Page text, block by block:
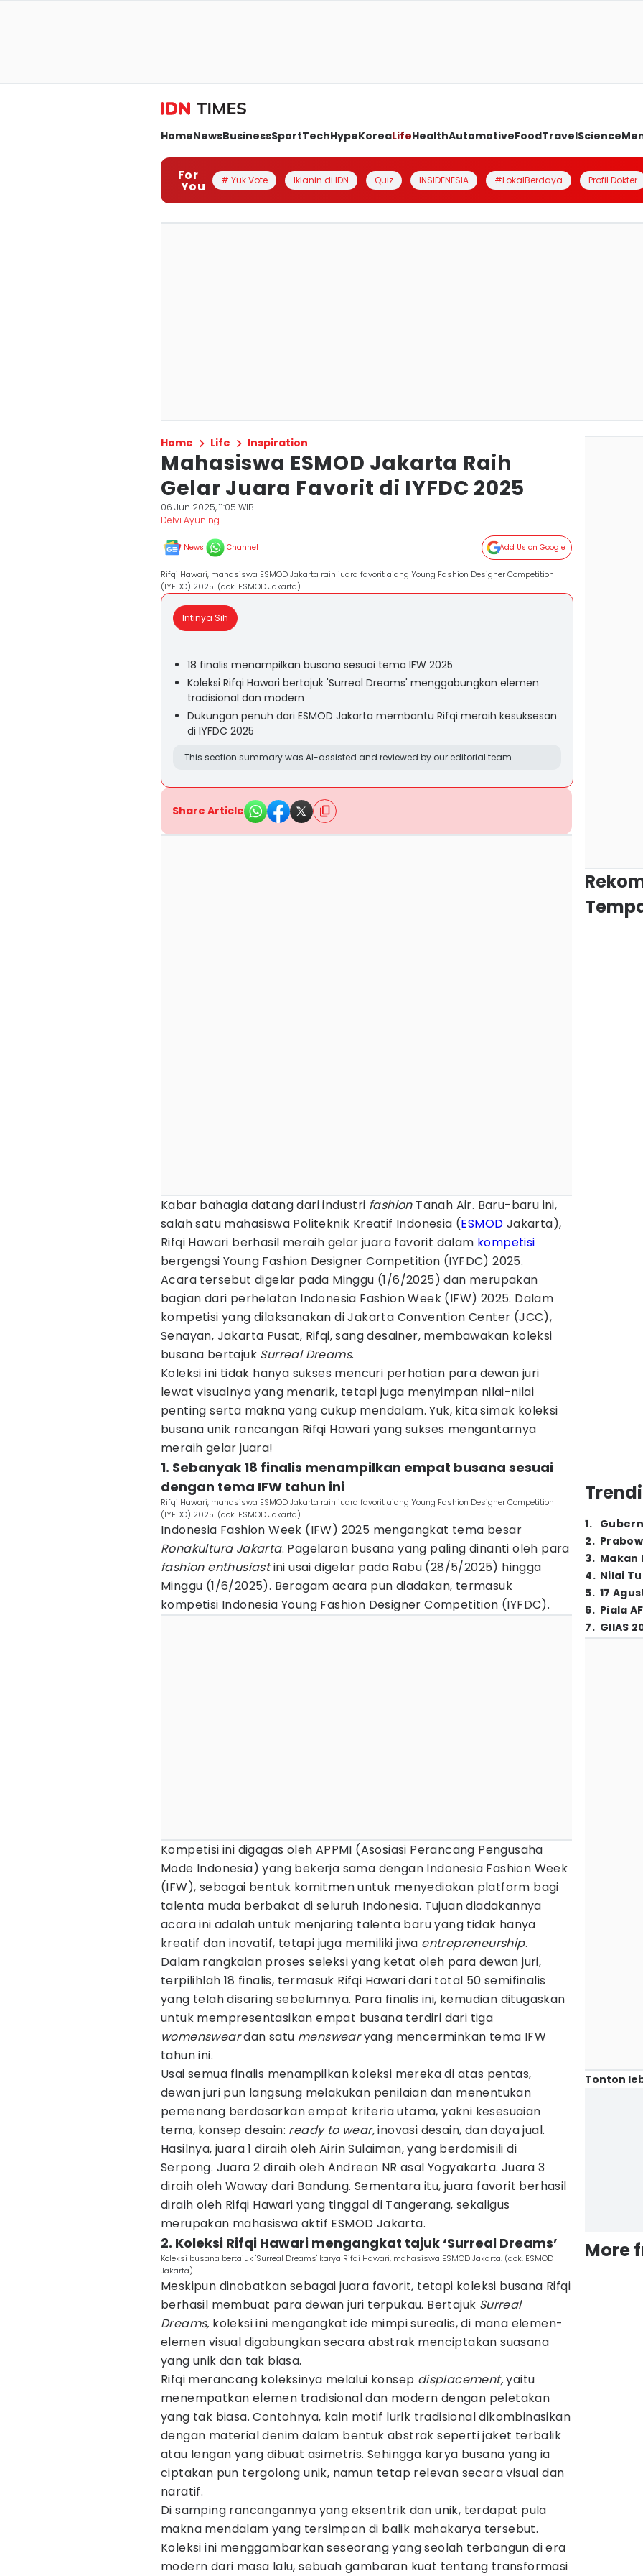
HomeNewsBusinessSportTechHypeKoreaLifeHealthAutomotiveFoodTravelScience
For
You # Yuk Vote Iklanin di IDN Quiz INSIDENESIA #LokalBerdaya Profil Dokter
Home Life Inspiration
Mahasiswa ESMOD Jakarta Raih
Gelar Juara Favorit di IYFDC 2025
06 Jun 2025, 11:05 WIB
Delvi Ayuning
News Channel Add Us on Google
Rifqi Hawari, mahasiswa ESMOD Jakarta raih juara favorit ajang Young Fashion Designer Competition
(IYFDC) 2025. (dok. ESMOD Jakarta)
Intinya Sih
18 finalis menampilkan busana sesuai tema IFW 2025
Koleksi Rifqi Hawari bertajuk 'Surreal Dreams' menggabungkan elemen
tradisional dan modern
Dukungan penuh dari ESMOD Jakarta membantu Rifqi meraih kesuksesan
di IYFDC 2025
This section summary was AI-assisted and reviewed by our editorial team.
Share Article
Kabar bahagia datang dari industri fashion Tanah Air. Baru-baru ini,
salah satu mahasiswa Politeknik Kreatif Indonesia (ESMOD Jakarta),
Rifqi Hawari berhasil meraih gelar juara favorit dalam kompetisi
bergengsi Young Fashion Designer Competition (IYFDC) 2025.
Acara tersebut digelar pada Minggu (1/6/2025) dan merupakan
bagian dari perhelatan Indonesia Fashion Week (IFW) 2025. Dalam
kompetisi yang dilaksanakan di Jakarta Convention Center (JCC),
Senayan, Jakarta Pusat, Rifqi, sang desainer, membawakan koleksi
busana bertajuk Surreal Dreams.
Koleksi ini tidak hanya sukses mencuri perhatian para dewan juri
lewat visualnya yang menarik, tetapi juga menyimpan nilai-nilai
penting serta makna yang cukup mendalam. Yuk, kita simak koleksi
busana unik rancangan Rifqi Hawari yang sukses mengantarnya
meraih gelar juara!
1. Sebanyak 18 finalis menampilkan empat busana sesuai
dengan tema IFW tahun ini
Rifqi Hawari, mahasiswa ESMOD Jakarta raih juara favorit ajang Young Fashion Designer Competition
(IYFDC) 2025. (dok. ESMOD Jakarta)
Indonesia Fashion Week (IFW) 2025 mengangkat tema besar
Ronakultura Jakarta. Pagelaran busana yang paling dinanti oleh para
fashion enthusiastini usai digelar pada Rabu (28/5/2025) hingga
Minggu (1/6/2025). Beragam acara pun diadakan, termasuk
kompetisi Indonesia Young Fashion Designer Competition (IYFDC).
Kompetisi ini digagas oleh APPMI (Asosiasi Perancang Pengusaha
Mode Indonesia) yang bekerja sama dengan Indonesia Fashion Week
(IFW), sebagai bentuk komitmen untuk menyediakan platform bagi
talenta muda berbakat di seluruh Indonesia. Tujuan diadakannya
acara ini adalah untuk menjaring talenta baru yang tidak hanya
kreatif dan inovatif, tetapi juga memiliki jiwa entrepreneurship.
Dalam rangkaian proses seleksi yang ketat oleh para dewan juri,
terpilihlah 18 finalis, termasuk Rifqi Hawari dari total 50 semifinalis
yang telah disaring sebelumnya. Para finalis ini, kemudian ditugaskan
untuk mempresentasikan empat busana terdiri dari tiga
womensweardan satu menswearyang mencerminkan tema IFW
tahun ini.
Usai semua finalis menampilkan koleksi mereka di atas pentas,
dewan juri pun langsung melakukan penilaian dan menentukan
pemenang berdasarkan empat kriteria utama, yakni kesesuaian
tema, konsep desain: ready to wear,inovasi desain, dan daya jual.
Hasilnya, juara 1 diraih oleh Airin Sulaiman, yang berdomisili di
Serpong. Juara 2 diraih oleh Andrean NR asal Yogyakarta. Juara 3
diraih oleh Waway dari Bandung. Sementara itu, juara favorit berhasil
diraih oleh Rifqi Hawari yang tinggal di Tangerang, sekaligus
merupakan mahasiswa aktif ESMOD Jakarta.
2. Koleksi Rifqi Hawari mengangkat tajuk ‘Surreal Dreams’
Koleksi busana bertajuk 'Surreal Dreams' karya Rifqi Hawari, mahasiswa ESMOD Jakarta. (dok. ESMOD
Jakarta)
Meskipun dinobatkan sebagai juara favorit, tetapi koleksi busana Rifqi
berhasil membuat para dewan juri terpukau. Bertajuk Surreal
Dreams, koleksi ini mengangkat ide mimpi surealis, di mana elemen-
elemen visual digabungkan secara abstrak menciptakan suasana
yang unik dan tak biasa.
Rifqi merancang koleksinya melalui konsep displacement,yaitu
menempatkan elemen tradisional dan modern dengan peletakan
yang tak biasa. Contohnya, kain motif lurik tradisional dikombinasikan
dengan material denim dalam bentuk abstrak seperti jaket terbalik
atau lengan yang dibuat asimetris. Sehingga karya busana yang ia
ciptakan pun tergolong unik, namun tetap relevan secara visual dan
naratif.
Di samping rancangannya yang eksentrik dan unik, terdapat pula
makna mendalam yang tersimpan di balik mahakarya tersebut.
Koleksi ini menggambarkan seseorang yang seolah terbangun di era
modern dari masa lalu, sebuah gambaran kuat tentang transformasi
1.
2.
3. Makan
4. Nilai
5. 17
6. Piala
7. GIIAS
Tonton
More